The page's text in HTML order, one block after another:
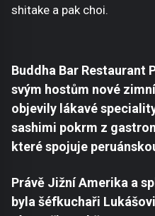
shitake a pak choi.
Buddha Bar Restaurant
svým hostům nové
objevily lákavé
sashimi pokrm z
které spojuje
Právě Jižní Amerika a
byla šéfkuchaři